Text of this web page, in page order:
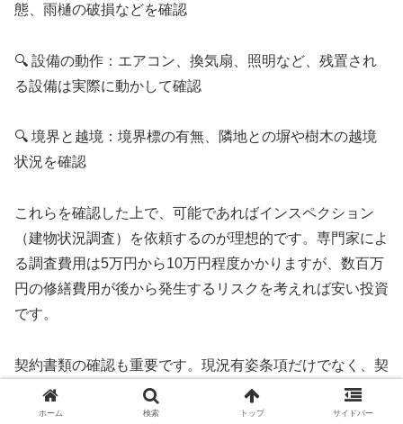
態、雨樋の破損などを確認
🔍 設備の動作：エアコン、換気扇、照明など、残置され
る設備は実際に動かして確認
🔍 境界と越境：境界標の有無、隣地との塀や樹木の越境
状況を確認
これらを確認した上で、可能であればインスペクション
（建物状況調査）を依頼するのが理想的です。専門家によ
る調査費用は5万円から10万円程度かかりますが、数百万
円の修繕費用が後から発生するリスクを考えれば安い投資
です。
契約書類の確認も重要です。現況有姿条項だけでなく、契
約不適合責任の範囲、通知期限、免責事項などを細かく確
認しましょう。特に「引渡しから〇ヶ月以内に通知」とい
ホーム 検索 トップ サイドバー